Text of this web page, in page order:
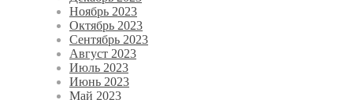
Ноябрь 2023
Октябрь 2023
Сентябрь 2023
Август 2023
Июль 2023
Июнь 2023
Май 2023